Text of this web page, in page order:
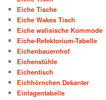
Eiche Tische
Eiche Wakes Tisch
Eiche walisische Kommode
Eiche-Refektorium-Tabelle
Eichenbauernhof
Eichenstühle
Eichentisch
Eichhörnchen Dekanter
Einlagentabelle